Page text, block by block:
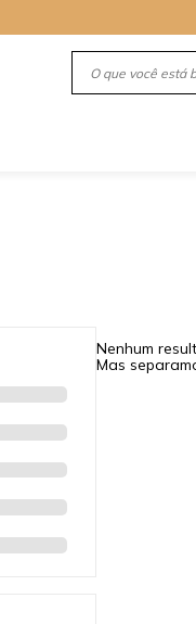
Nenhum
Mas